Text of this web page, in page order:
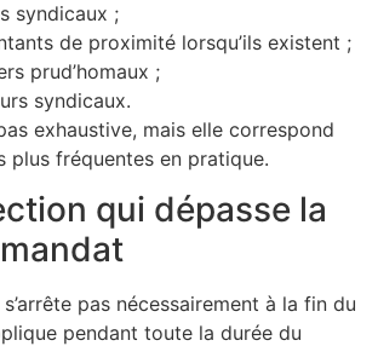
syndicaux ;
de proximité lorsqu’ils existent ;
prud’homaux ;
syndicaux.
exhaustive, mais elle correspond
plus fréquentes en pratique.
qui dépasse la
pas nécessairement à la fin du
pendant toute la durée du